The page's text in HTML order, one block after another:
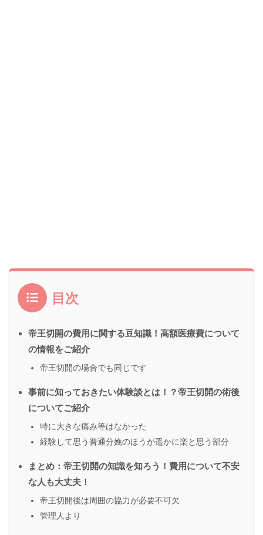
目次
帝王切開の費用に関する豆知識！高額医療費について
の情報をご紹介
帝王切開の場合でも同じです
事前に知っておきたい体験談とは！？帝王切開の術後
についてご紹介
特に大きな痛み等はなかった
経験して思う普通分娩のほうが遥かに楽と思う部分
まとめ：帝王切開の知識を知ろう！費用について不安
な人も大丈夫！
帝王切開後は周囲の協力が必要不可欠
管理人より